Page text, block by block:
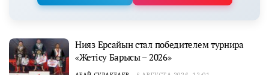
Нияз Ерсайын стал победителем турнира
«Жетісу Барысы – 2026»